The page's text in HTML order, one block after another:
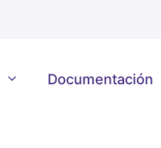
Documentación